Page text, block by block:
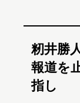
籾井勝
報道を
指し